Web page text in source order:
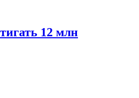
12 млн